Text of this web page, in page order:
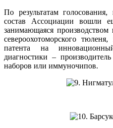
По результатам
состав Ассоциации вошли
занимающаяся
североохотоморского
патента на
диагностики –
наборов или иммуночипов.